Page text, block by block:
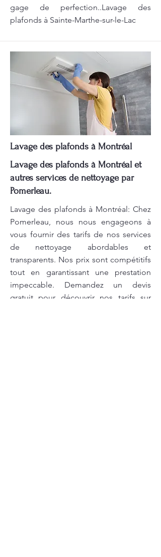
gage de perfection..Lavage des
plafonds à Sainte-Marthe-sur-le-Lac
Lavage des plafonds à Montréal
Lavage des plafonds à Montréal et
autres services de nettoyage par
Pomerleau.
Lavage des plafonds à Montréal: Chez
Pomerleau, nous nous engageons à
vous fournir des tarifs de nos services
de nettoyage abordables et
transparents. Nos prix sont compétitifs
tout en garantissant une prestation
impeccable. Demandez un devis
gratuit pour découvrir nos tarifs sur